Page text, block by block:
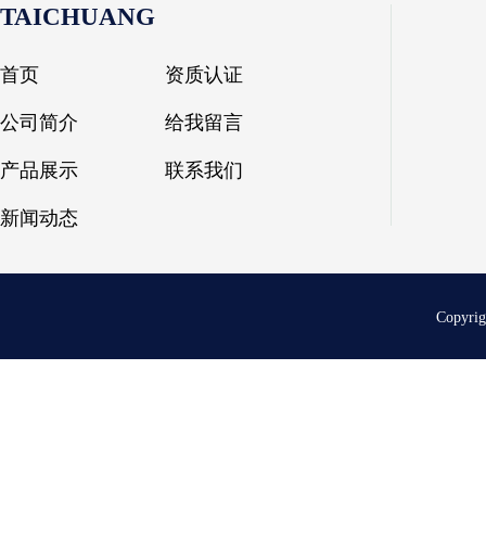
TAICHUANG
首页
公司简介
产品展示
新闻动态
资质认证
给我留言
联系我们